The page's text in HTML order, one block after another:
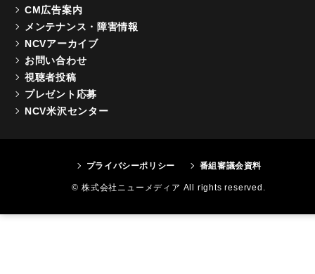
CM広告案内
メンテナンス・障害情報
NCVアーカイブ
お問い合わせ
視聴者投稿
プレゼント応募
NCV米沢センター
プライバシーポリシー 番組審議会資料
© 株式会社ニューメディア All rights reserved.